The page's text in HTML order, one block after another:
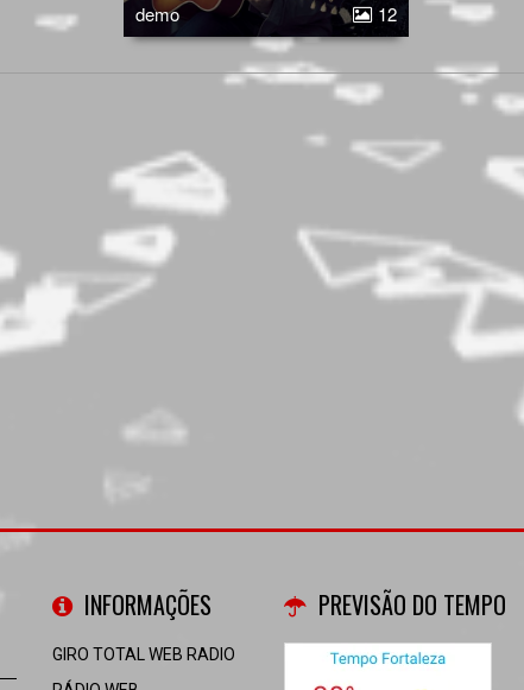
demo 12
INFORMAÇÕES
GIRO TOTAL WEB RADIO
PREVISÃO DO TEMPO